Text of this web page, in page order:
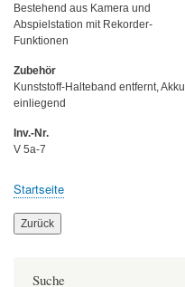
Bestehend aus Kamera und
Abspielstation mit Rekorder-
Funktionen
Zubehör
Kunststoff-Halteband entfernt, Akku
einliegend
Inv.-Nr.
V 5a-7
Breadcrumb
Startseite
Zurück
Suche